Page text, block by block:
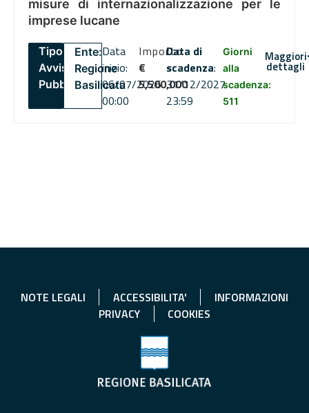
misure di internazionalizzazione per le
imprese lucane
Tipo:
Avviso
Pubblico
Ente:
Regione
Basilicata
Data
inizio:
06/07/2026
00:00
Importo
€
5,500,000
Data di
scadenza:
31/12/2027
23:59
Giorni
alla
scadenza:
511
Maggiori
dettagli
NOTE LEGALI ACCESSIBILITA'
INFORMAZIONI
PRIVACY
COOKIES